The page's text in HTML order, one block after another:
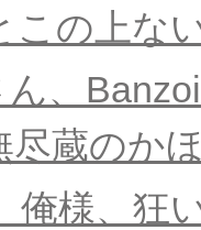
この上な
、
尽蔵のか
俺様、狂